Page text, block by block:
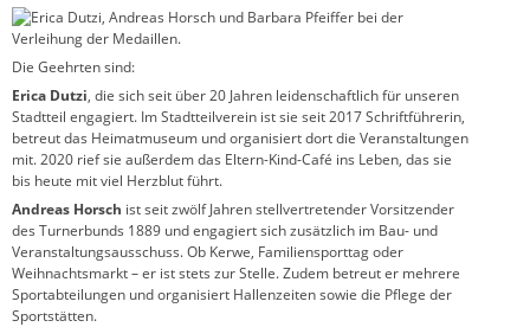
Die Geehrten sind:
Erica Dutzi, die sich seit über 20 Jahren leidenschaftlich für unseren
Stadtteil engagiert. Im Stadtteilverein ist sie seit 2017 Schriftführerin,
betreut das Heimatmuseum und organisiert dort die Veranstaltungen
mit. 2020 rief sie außerdem das Eltern-Kind-Café ins Leben, das sie
bis heute mit viel Herzblut führt.
Andreas Horsch ist seit zwölf Jahren stellvertretender Vorsitzender
des Turnerbunds 1889 und engagiert sich zusätzlich im Bau- und
Veranstaltungsausschuss. Ob Kerwe, Familiensporttag oder
Weihnachtsmarkt – er ist stets zur Stelle. Zudem betreut er mehrere
Sportabteilungen und organisiert Hallenzeiten sowie die Pflege der
Sportstätten.